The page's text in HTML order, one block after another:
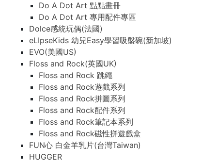
Do A Dot Art 點點畫冊
Do A Dot Art 專用配件專區
Dolce感統玩偶(法國)
eLIpseKids 幼兒Easy學習吸盤碗(新加坡)
EVO(美國US)
Floss and Rock(英國UK)
Floss and Rock 跳繩
Floss and Rock遊戲系列
Floss and Rock拼圖系列
Floss and Rock配件系列
Floss and Rock筆記本系列
Floss and Rock磁性拼遊戲盒
FUN心 白金羊乳片(台灣Taiwan)
HUGGER